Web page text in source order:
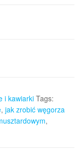
i kawiarkiTags:
, jak zrobić węgorza
,